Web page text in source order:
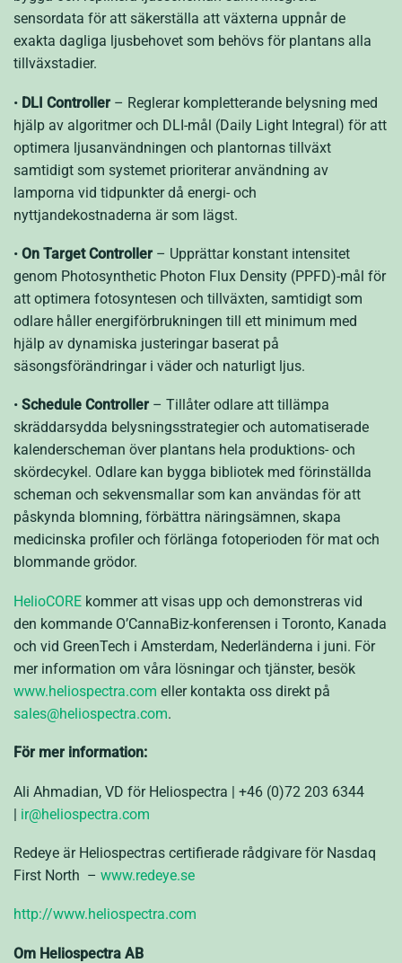
sensordata för att säkerställa att växterna uppnår de
exakta dagliga ljusbehovet som behövs för plantans alla
tillväxstadier.
• DLI Controller – Reglerar kompletterande belysning med
hjälp av algoritmer och DLI-mål (Daily Light Integral) för att
optimera ljusanvändningen och plantornas tillväxt
samtidigt som systemet prioriterar användning av
lamporna vid tidpunkter då energi- och
nyttjandekostnaderna är som lägst.
• On Target Controller – Upprättar konstant intensitet
genom Photosynthetic Photon Flux Density (PPFD)-mål för
att optimera fotosyntesen och tillväxten, samtidigt som
odlare håller energiförbrukningen till ett minimum med
hjälp av dynamiska justeringar baserat på
säsongsförändringar i väder och naturligt ljus.
• Schedule Controller – Tillåter odlare att tillämpa
skräddarsydda belysningsstrategier och automatiserade
kalenderscheman över plantans hela produktions- och
skördecykel. Odlare kan bygga bibliotek med förinställda
scheman och sekvensmallar som kan användas för att
påskynda blomning, förbättra näringsämnen, skapa
medicinska profiler och förlänga fotoperioden för mat och
blommande grödor.
HelioCORE kommer att visas upp och demonstreras vid
den kommande O’CannaBiz-konferensen i Toronto, Kanada
och vid GreenTech i Amsterdam, Nederländerna i juni. För
mer information om våra lösningar och tjänster, besök
www.heliospectra.com eller kontakta oss direkt på
sales@heliospectra.com.
För mer information:
Ali Ahmadian, VD för Heliospectra | +46 (0)72 203 6344
| ir@heliospectra.com
Redeye är Heliospectras certifierade rådgivare för Nasdaq
First North – www.redeye.se
http://www.heliospectra.com
Om Heliospectra AB